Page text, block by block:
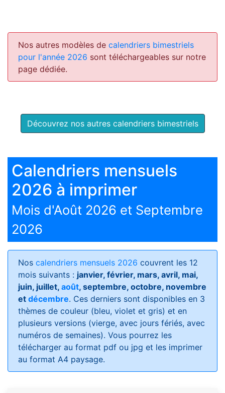
Nos autres modèles de calendriers bimestriels
pour l'année 2026 sont téléchargeables sur notre
page dédiée.
Découvrez nos autres calendriers bimestriels
Calendriers mensuels
2026 à imprimer
Mois d'Août 2026 et Septembre
2026
Nos calendriers mensuels 2026 couvrent les 12
mois suivants : janvier, février, mars, avril, mai,
juin, juillet, août, septembre, octobre, novembre
et décembre. Ces derniers sont disponibles en 3
thèmes de couleur (bleu, violet et gris) et en
plusieurs versions (vierge, avec jours fériés, avec
numéros de semaines). Vous pourrez les
télécharger au format pdf ou jpg et les imprimer
au format A4 paysage.